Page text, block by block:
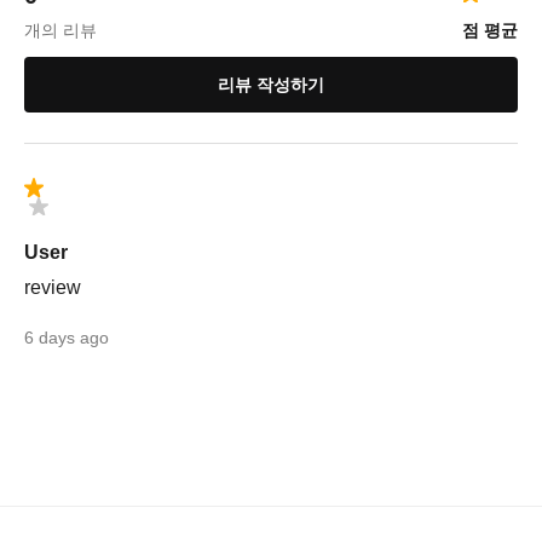
개의 리뷰 점 평균
리뷰 작성하기
User
review
6 days ago